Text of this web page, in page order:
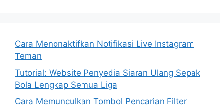
Cara Menonaktifkan Notifikasi Live Instagram
Teman
Tutorial: Website Penyedia Siaran Ulang Sepak
Bola Lengkap Semua Liga
Cara Memunculkan Tombol Pencarian Filter